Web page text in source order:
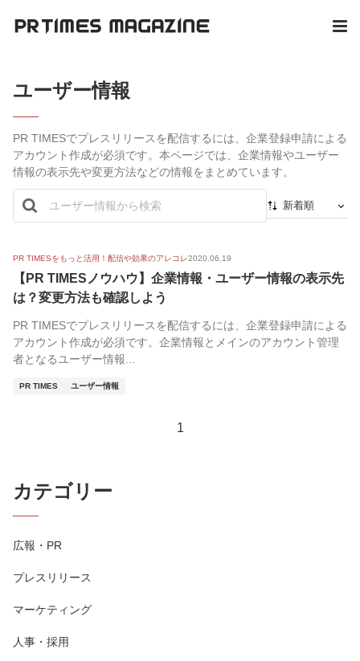
ユーザー情報
PR TIMESでプレスリリースを配信するには、企業登録申請による
アカウント作成が必須です。本ページでは、企業情報やユーザー
情報の表示先や変更方法などの情報をまとめています。
新着順
人気順
PR TIMESをもっと活用！配信や効果のアレコレ2020.06.19
【PR TIMESノウハウ】企業情報・ユーザー情報の表示先
は？変更方法も確認しよう
PR TIMESでプレスリリースを配信するには、企業登録申請による
アカウント作成が必須です。企業情報とメインのアカウント管理
者となるユーザー情報...
PR TIMES ユーザー情報
1
カテゴリー
広報・PR
プレスリリース
マーケティング
人事・採用